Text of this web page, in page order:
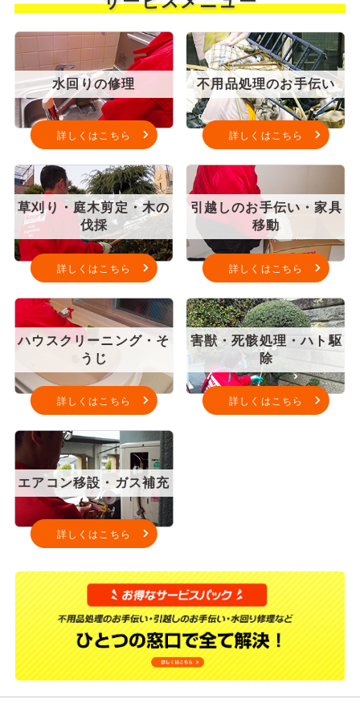
水回りの修理
詳しくはこちら
不用品処理のお手伝い
詳しくはこちら
草刈り・庭木剪定・木の
伐採
詳しくはこちら
引越しのお手伝い・家具
移動
詳しくはこちら
ハウスクリーニング・そ
うじ
詳しくはこちら
害獣・死骸処理・ハト駆
除
詳しくはこちら
エアコン移設・ガス補充
詳しくはこちら